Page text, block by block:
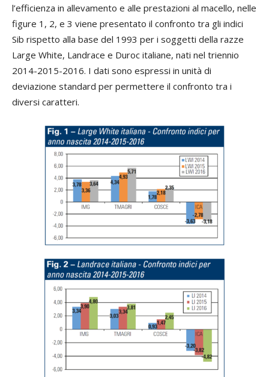
l’efficienza in allevamento e alle prestazioni al macello, nelle
figure 1, 2, e 3 viene presentato il confronto tra gli indici
Sib rispetto alla base del 1993 per i soggetti della razze
Large White, Landrace e Duroc italiane, nati nel triennio
2014-2015-2016. I dati sono espressi in unità di
deviazione standard per permettere il confronto tra i
diversi caratteri.